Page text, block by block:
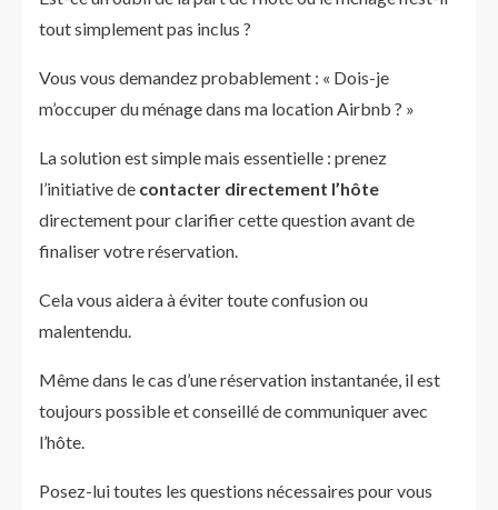
tout simplement pas inclus ?
Vous vous demandez probablement : « Dois-je
m’occuper du ménage dans ma location Airbnb ? »
La solution est simple mais essentielle : prenez
l’initiative de contacter directement l’hôte
directement pour clarifier cette question avant de
finaliser votre réservation.
Cela vous aidera à éviter toute confusion ou
malentendu.
Même dans le cas d’une réservation instantanée, il est
toujours possible et conseillé de communiquer avec
l’hôte.
Posez-lui toutes les questions nécessaires pour vous